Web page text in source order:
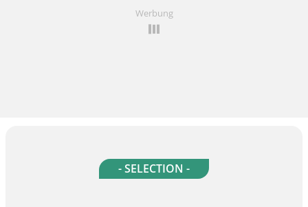
Werbung
- SELECTION -